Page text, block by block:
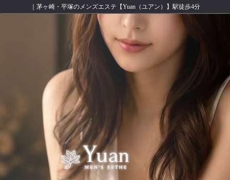
｜茅ヶ崎・平塚のメンズエステ【Yuan（ユアン）】駅徒歩4分